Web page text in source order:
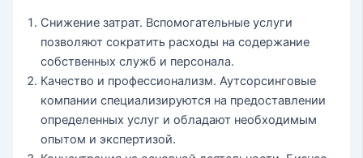
Снижение затрат. Вспомогательные услуги
позволяют сократить расходы на содержание
собственных служб и персонала.
Качество и профессионализм. Аутсорсинговые
компании специализируются на предоставлении
определенных услуг и обладают необходимым
опытом и экспертизой.